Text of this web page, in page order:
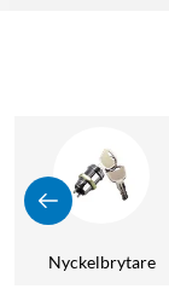
Nyckelbrytare